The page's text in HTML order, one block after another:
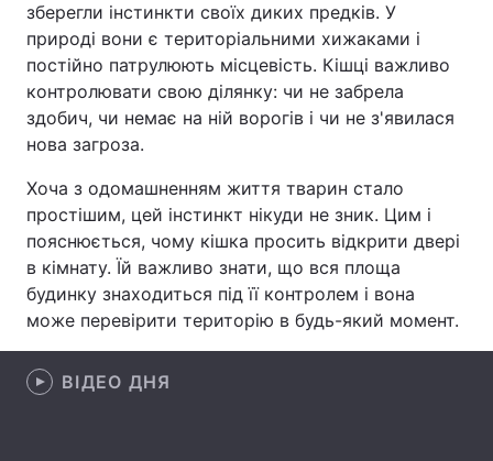
Лонгріди
Відео з Youtube Статті
Інтерв'ю
Архів Вакансії
Контакти
Послуги
зберегли інстинкти своїх диких предків. У
природі вони є територіальними хижаками і
постійно патрулюють місцевість. Кішці важливо
контролювати свою ділянку: чи не забрела
здобич, чи немає на ній ворогів і чи не з'явилася
нова загроза.
Хоча з одомашненням життя тварин стало
простішим, цей інстинкт нікуди не зник. Цим і
пояснюється, чому кішка просить відкрити двері
в кімнату. Їй важливо знати, що вся площа
будинку знаходиться під її контролем і вона
може перевірити територію в будь-який момент.
ВІДЕО ДНЯ